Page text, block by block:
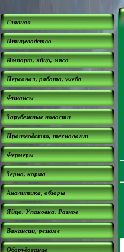
Главная
Птицеводство
Импорт, яйцо, мясо
Персонал, работа, учеба
Финансы
Зарубежные новости
Производство, технологии
Фермеры
Зерно, корма
Аналитика, обзоры
Яйцо. Упаковка. Разное
Вакансии, резюме
Оборудование